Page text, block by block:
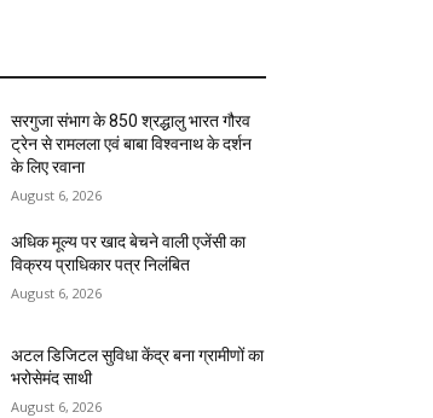
सरगुजा संभाग के 850 श्रद्धालु भारत गौरव
ट्रेन से रामलला एवं बाबा विश्वनाथ के दर्शन
के लिए रवाना
August 6, 2026
अधिक मूल्य पर खाद बेचने वाली एजेंसी का
विक्रय प्राधिकार पत्र निलंबित
August 6, 2026
अटल डिजिटल सुविधा केंद्र बना ग्रामीणों का
भरोसेमंद साथी
August 6, 2026